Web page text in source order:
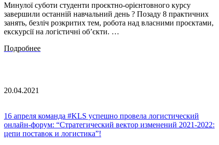
Минулої суботи студенти проєктно-орієнтовного курсу
завершили останній навчальний день ? Позаду 8 практичних
занять, безліч розкритих тем, робота над власними проєктами,
екскурсії на логістичні об’єкти. …
Подробнее
20.04.2021
16 апреля команда #KLS успешно провела логистический
онлайн-форум: “Стратегический вектор изменений 2021-2022:
цепи поставок и логистика”!